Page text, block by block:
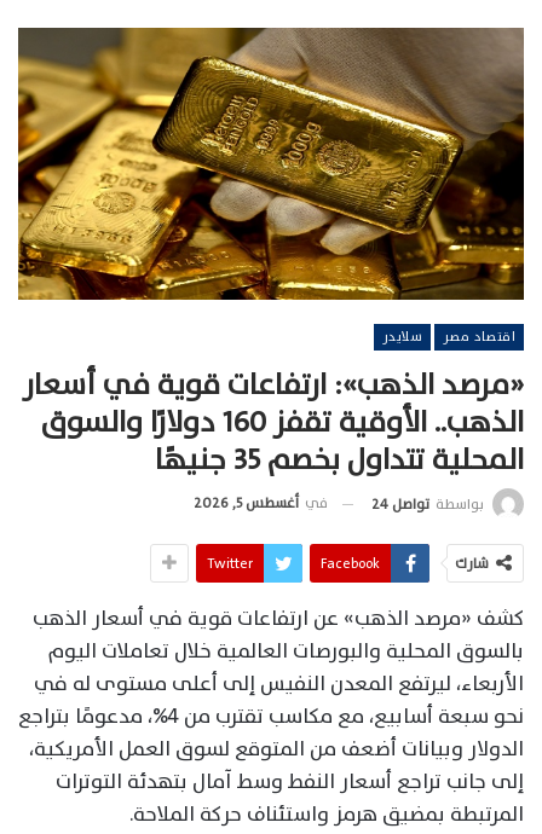
اقتصاد مصر سلايدر
«مرصد الذهب»: ارتفاعات قوية في أسعار
الذهب.. الأوقية تقفز 160 دولارًا والسوق
المحلية تتداول بخصم 35 جنيهًا
بواسطة تواصل 24 في أغسطس 5, 2026
شارك Facebook
Twitter
كشف «مرصد الذهب» عن ارتفاعات قوية في أسعار الذهب
بالسوق المحلية والبورصات العالمية خلال تعاملات اليوم
الأربعاء، ليرتفع المعدن النفيس إلى أعلى مستوى له في
نحو سبعة أسابيع، مع مكاسب تقترب من 4%، مدعومًا بتراجع
الدولار وبيانات أضعف من المتوقع لسوق العمل الأمريكية،
إلى جانب تراجع أسعار النفط وسط آمال بتهدئة التوترات
المرتبطة بمضيق هرمز واستئناف حركة الملاحة.